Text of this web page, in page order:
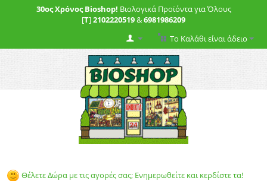
30ος Χρόνος Bioshop! Βιολογικά Προϊόντα για Όλους
[T]2102220519&6981986209
Το Καλάθι είναι άδειο
Θέλετε Δώρα με τις αγορές σας; Ενημερωθείτε και κερδίστε τα!